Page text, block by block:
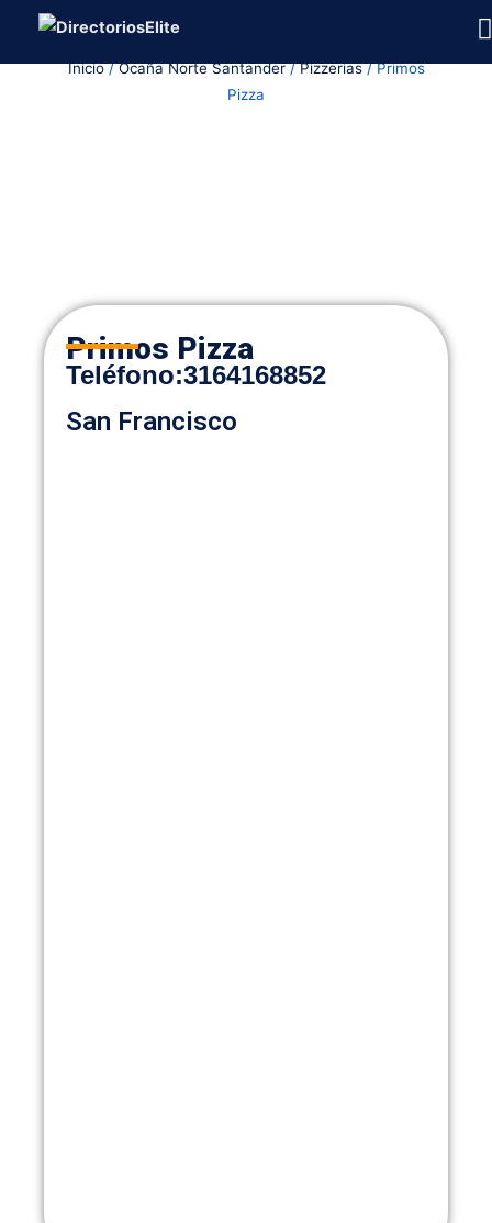
contenidoInicio/Ocaña Norte Santander/Pizzerias/ Primos
Pizza
Primos Pizza
Teléfono:3164168852
San Francisco